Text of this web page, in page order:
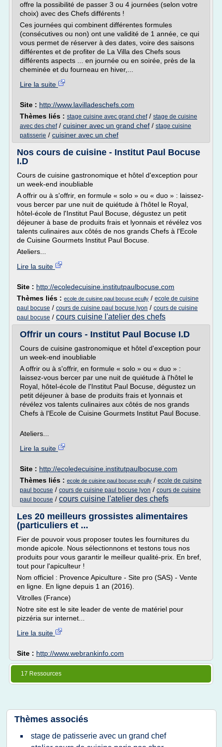
offre la possibilité de passer 3 ou 4 journées (selon votre
choix) avec des Chefs différents !
Ces journées qui combinent différentes formules
(consécutives ou non) ont une validité de 1 année, ce qui
vous permet de réserver à des dates, voire des saisons
différentes et de profiter de La Villa des Chefs sous
différents aspects ... en journée ou en soirée, près de la
cheminée et du fourneau en hiver,...
Lire la suite
Site : http://www.lavilladeschefs.com
Thèmes liés : stage cuisine avec grand chef/ stage de cuisine
avec des chef/ cuisiner avec un grand chef / stage cuisine
patisserie / cuisiner avec un chef
Nos cours de cuisine - Institut Paul Bocuse
I.D
Cours de cuisine gastronomique et hôtel d'exception pour
un week-end inoubliable
A offrir ou à s'offrir, en formule « solo » ou « duo » : laissez-
vous bercer par une nuit de quiétude à l'hôtel le Royal,
hôtel-école de l'Institut Paul Bocuse, dégustez un petit
déjeuner à base de produits frais et lyonnais et révélez vos
talents culinaires aux côtés de nos grands Chefs à l'Ecole
de Cuisine Gourmets Institut Paul Bocuse.
Ateliers...
Lire la suite
Site : http://ecoledecuisine.institutpaulbocuse.com
Thèmes liés : ecole de cuisine paul bocuse ecully / ecole de cuisine
paul bocuse / cours de cuisine paul bocuse lyon / cours de cuisine
paul bocuse / cours cuisine l'atelier des chefs
Offrir un cours - Institut Paul Bocuse I.D
Cours de cuisine gastronomique et hôtel d'exception pour
un week-end inoubliable
A offrir ou à s'offrir, en formule « solo » ou « duo » :
laissez-vous bercer par une nuit de quiétude à l'hôtel le
Royal, hôtel-école de l'Institut Paul Bocuse, dégustez un
petit déjeuner à base de produits frais et lyonnais et
révélez vos talents culinaires aux côtés de nos grands
Chefs à l'Ecole de Cuisine Gourmets Institut Paul Bocuse.
Ateliers...
Lire la suite
Site : http://ecoledecuisine.institutpaulbocuse.com
Thèmes liés : ecole de cuisine paul bocuse ecully / ecole de cuisine
paul bocuse / cours de cuisine paul bocuse lyon / cours de cuisine
paul bocuse / cours cuisine l'atelier des chefs
Les 20 meilleurs grossistes alimentaires
(particuliers et ...
Fier de pouvoir vous proposer toutes les fournitures du
monde apicole. Nous sélectionnons et testons tous nos
produits pour vous garantir le meilleur qualité-prix. En bref,
tout pour l'apiculteur !
Nom officiel : Provence Apiculture - Site pro (SAS) - Vente
en ligne. En ligne depuis 1 an (2016).
Vitrolles (France)
Notre site est le site leader de vente de matériel pour
pizzéria sur internet...
Lire la suite
Site : http://www.webrankinfo.com
17 Ressources
Thèmes associés
stage de patisserie avec un grand chef